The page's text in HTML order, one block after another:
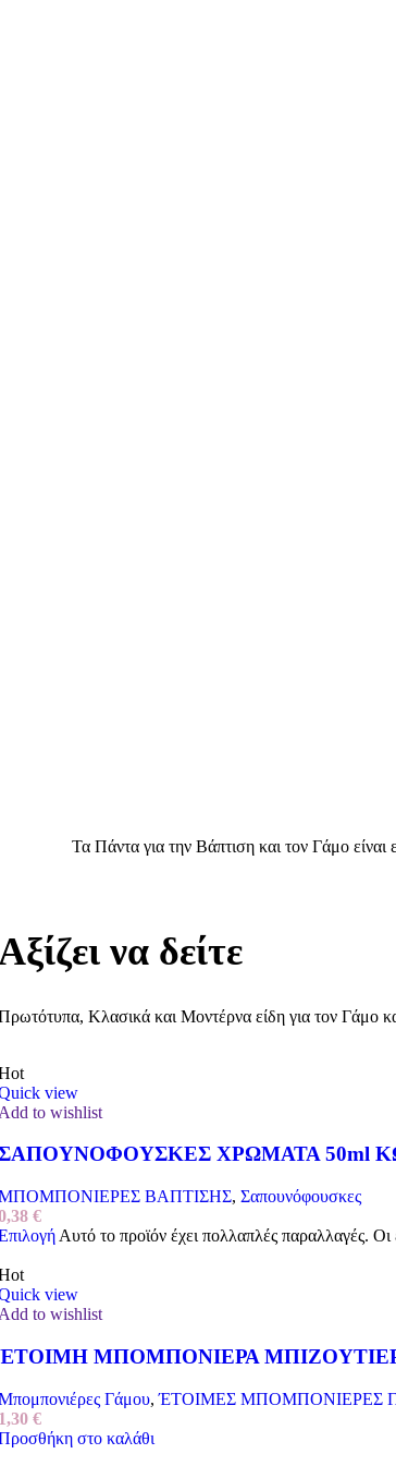
Τα Πάντα για την Βάπτιση και τον Γάμο
να δείτε
Κλασικά και Μοντέρνα είδη για τον Γάμο
view
to wishlist
ΧΡΩΜΑΤΑ 50ml
ΒΑΠΤΙΣΗΣ, Σαπουνόφουσκες
€
Αυτό το προϊόν έχει πολλαπλές παραλλαγές.
view
to wishlist
ΜΠΟΜΠΟΝΙΕΡΑ
Γάμου, ΈΤΟΙΜΕΣ ΜΠΟΜΠΟΝΙΕΡΕΣ
€
στο καλάθι